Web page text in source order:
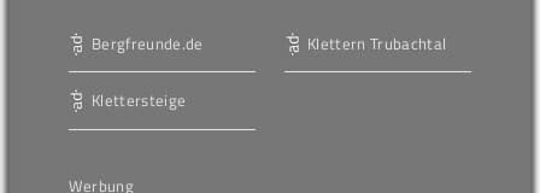
Bergfreunde.de
Klettersteige
Klettern Trubachtal
Werbung